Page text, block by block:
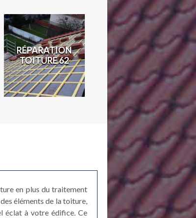
TRAVAUX DE
ZINGUERIE 62
TRAITEMENT
DE CHARPENTE
62
en plus du traitement
éléments de la toiture,
éclat à votre édifice. Ce